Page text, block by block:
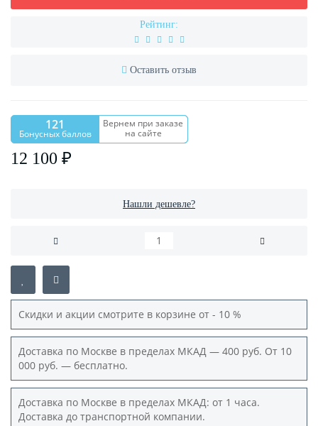
Рейтинг:
Оставить отзыв
121
Бонусных баллов
Вернем при заказе
на сайте
12 100 ₽
Нашли дешевле?
Скидки и акции смотрите в корзине от - 10 %
Доставка по Москве в пределах МКАД — 400 руб. От 10
000 руб. — бесплатно.
Доставка по Москве в пределах МКАД: от 1 часа.
Доставка до транспортной компании.